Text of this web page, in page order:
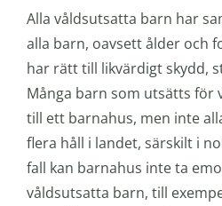
Alla våldsutsatta barn har
alla barn, oavsett ålder och
har rätt till likvärdigt skydd,
Många barn som utsätts för
till ett barnahus, men inte
flera håll i landet, särskilt i
fall kan barnahus inte ta
våldsutsatta barn, till